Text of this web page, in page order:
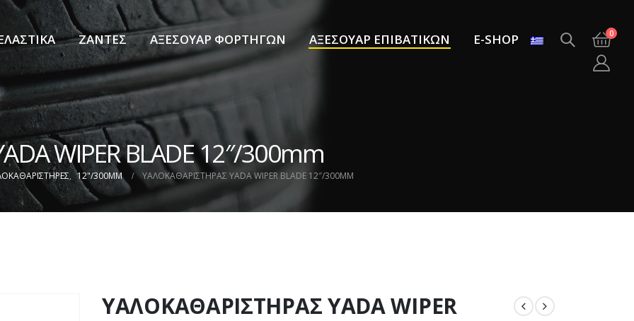
ΖΑΝΤΕΣ ΑΞΕΣΟΥΑΡ ΦΟΡΤΗΓΩΝ ΑΞΕΣΟΥΑΡ ΕΠΙΒΑΤΙΚΩΝ E-SHOP 0
WIPER BLADE 12″/300mm
, 12"/300MM ΥΑΛΟΚΑΘΑΡIΣΤΗΡΑΣ YADA WIPER BLADE 12″/300MM
ΥΑΛΟΚΑΘΑΡIΣΤΗΡΑΣ YADA WIPER